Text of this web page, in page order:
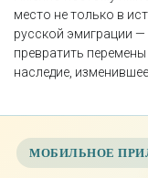
место не только в
русской эмиграции
превратить
наследие,
МОБИЛЬНОЕ